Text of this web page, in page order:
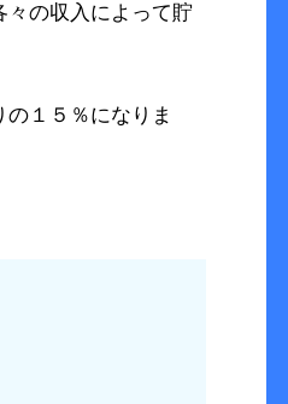
々の収入によって貯
１５％になりま